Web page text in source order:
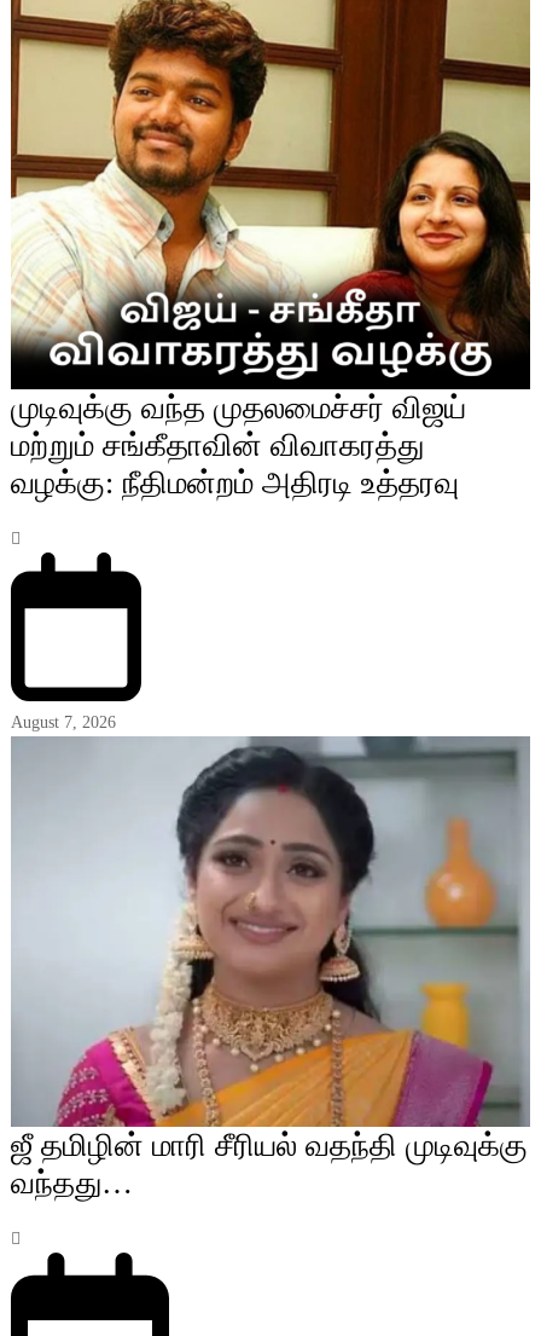
முடிவுக்கு வந்த முதலமைச்சர் விஜய்
மற்றும் சங்கீதாவின் விவாகரத்து
வழக்கு: நீதிமன்றம் அதிரடி உத்தரவு
August 7, 2026
ஜீ தமிழின் மாரி சீரியல் வதந்தி முடிவுக்கு
வந்தது…